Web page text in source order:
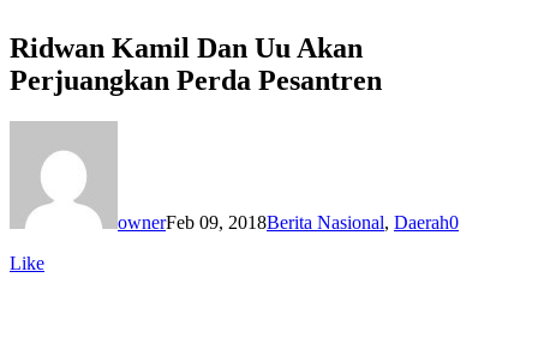
Ridwan Kamil Dan Uu Akan
Perjuangkan Perda Pesantren
ownerFeb 09, 2018Berita Nasional, Daerah0
Like